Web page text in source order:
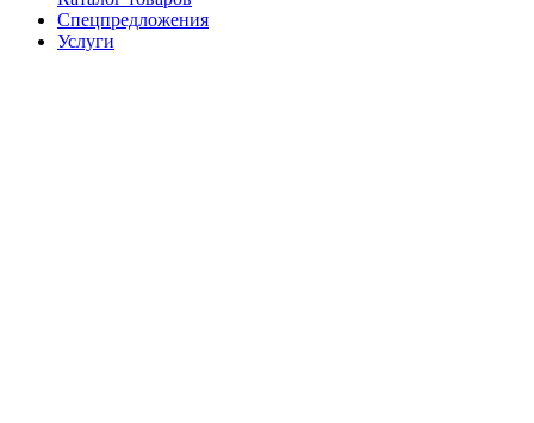
Спецпредложения
Услуги